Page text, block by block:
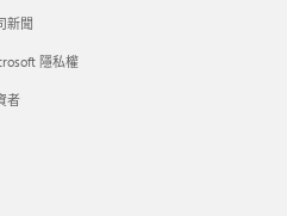
新聞
隱私權
者